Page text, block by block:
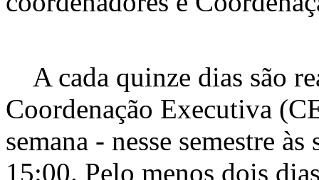
A cada quinze dias são
Coordenação Executiva
semana - nesse semestre
15:00. Pelo menos dois